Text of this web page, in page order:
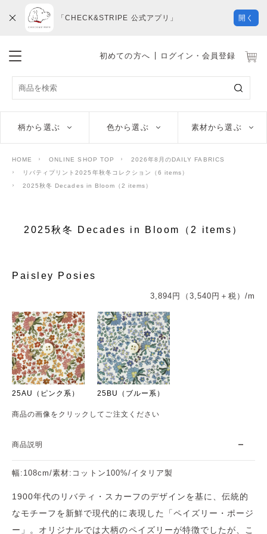
柄から選ぶ 色から選ぶ 素材から選ぶ
HOME ONLINE SHOP TOP
2026年8月のDAILY FABRICS
リバティプリント2025年秋冬コレクション（6 items）
2025秋冬 Decades in Bloom（2 items）
初めての方へ ログイン・会員登録
2025秋冬 Decades in Bloom（2 items）
Paisley Posies
3,894円（3,540円＋税）/m
25AU（ピンク系） 25BU（ブルー系）
商品の画像をクリックしてご注文ください
商品説明
幅:108cm/素材:コットン100%/イタリア製
1900年代のリバティ・スカーフのデザインを基に、伝統的
なモチーフを新鮮で現代的に表現した「ペイズリー・ポージ
ー」。オリジナルでは大柄のペイズリーが特徴でしたが、こ
「CHECK&STRIPE 公式アプリ」 開く